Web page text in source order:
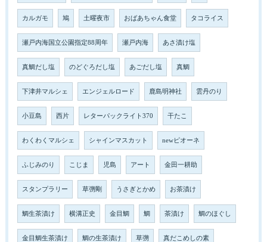
カルガモ 鳩 土曜夜市 おばあちゃん食堂 タコライス
瀬戸内海国立公園指定88周年 瀬戸内海 あさ漬け塩
真鯛だし塩 のどぐろだし塩 あごだし塩 真鯛
下津井マルシェ エンジェルロード 鹿島明神社 雲丹のり
小豆島 西片 レターパックライト370 干たこ
わくわくマルシェ シャインマスカット newピオーネ
ふじみのり こじま 児島 アート 金田一耕助
スタンプラリー 草彅剛 うさぎとかめ お茶漬け
鯛生茶漬け 横溝正史 金目鯛 鯛 茶漬け 鯛のほぐし
金目鯛生茶漬け 鯛の生茶漬け 草彅 真だこめしの素